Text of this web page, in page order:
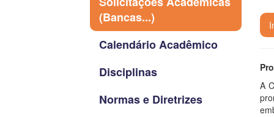
(Bancas...)
Calendário Acadêmico
Disciplinas
Normas e Diretrizes
A